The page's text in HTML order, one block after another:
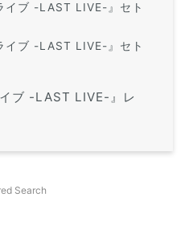
イブ -LAST LIVE-』セト
イブ -LAST LIVE-』セト
ブ -LAST LIVE-』レ
Search